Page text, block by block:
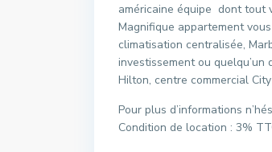
américaine équipe dont tout
Magnifique appartement
climatisation centralisée,
investissement ou quelqu’un
Hilton, centre commercial
Pour plus d’informations
Condition de location : 3%